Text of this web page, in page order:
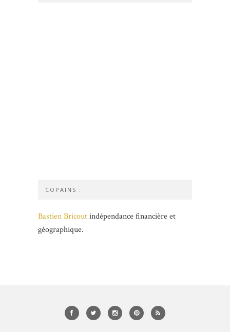
COPAINS :
Bastien Bricoutindépendance financière et
géographique.